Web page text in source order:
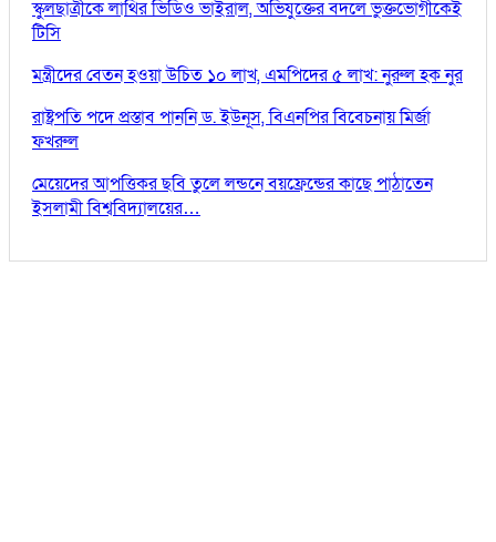
স্কুলছাত্রীকে লাথির ভিডিও ভাইরাল, অভিযুক্তের বদলে ভুক্তভোগীকেই
টিসি
মন্ত্রীদের বেতন হওয়া উচিত ১০ লাখ, এমপিদের ৫ লাখ: নুরুল হক নুর
রাষ্ট্রপতি পদে প্রস্তাব পাননি ড. ইউনূস, বিএনপির বিবেচনায় মির্জা
ফখরুল
মেয়েদের আপত্তিকর ছবি তুলে লন্ডনে বয়ফ্রেন্ডের কাছে পাঠাতেন
ইসলামী বিশ্ববিদ্যালয়ের…